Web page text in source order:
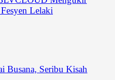
Lelaki
Busana, Seribu Kisah